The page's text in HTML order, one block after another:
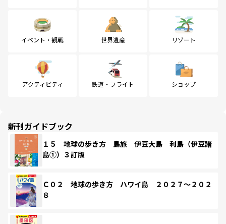
イベント・観戦 世界遺産 リゾート
アクティビティ 鉄道・フライト ショップ
新刊ガイドブック
１５ 地球の歩き方 島旅 伊豆大島 利島（伊豆諸
島①）３訂版
Ｃ０２ 地球の歩き方 ハワイ島 ２０２７～２０２
８